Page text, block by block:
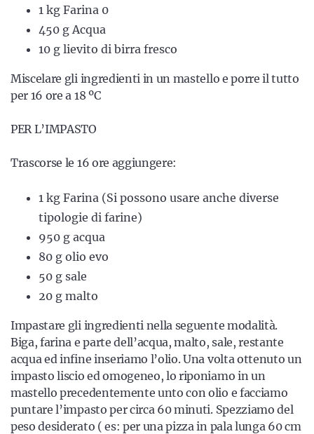
1 kg Farina 0
450 g Acqua
10 g lievito di birra fresco
Miscelare gli ingredienti in un mastello e porre il tutto
per 16 ore a 18 ºC
PER L’IMPASTO
Trascorse le 16 ore aggiungere:
1 kg Farina (Si possono usare anche diverse
tipologie di farine)
950 g acqua
80 g olio evo
50 g sale
20 g malto
Impastare gli ingredienti nella seguente modalità.
Biga, farina e parte dell’acqua, malto, sale, restante
acqua ed infine inseriamo l’olio. Una volta ottenuto un
impasto liscio ed omogeneo, lo riponiamo in un
mastello precedentemente unto con olio e facciamo
puntare l’impasto per circa 60 minuti. Spezziamo del
peso desiderato ( es: per una pizza in pala lunga 60 cm